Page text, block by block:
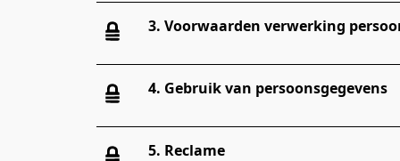
3. Voorwaarden verwerking
4. Gebruik van persoonsgegevens
5. Reclame